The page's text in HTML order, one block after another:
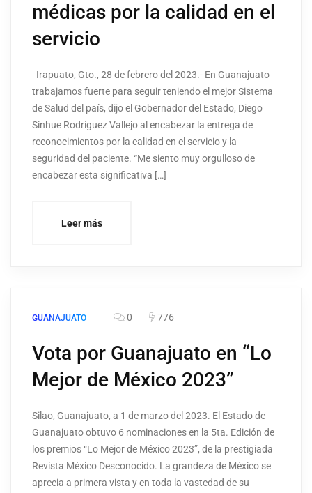
médicas por la calidad en el
servicio
Irapuato, Gto., 28 de febrero del 2023.- En Guanajuato
trabajamos fuerte para seguir teniendo el mejor Sistema
de Salud del país, dijo el Gobernador del Estado, Diego
Sinhue Rodríguez Vallejo al encabezar la entrega de
reconocimientos por la calidad en el servicio y la
seguridad del paciente. “Me siento muy orgulloso de
encabezar esta significativa […]
Leer más
GUANAJUATO 0 776
Vota por Guanajuato en “Lo
Mejor de México 2023”
Silao, Guanajuato, a 1 de marzo del 2023. El Estado de
Guanajuato obtuvo 6 nominaciones en la 5ta. Edición de
los premios “Lo Mejor de México 2023”, de la prestigiada
Revista México Desconocido. La grandeza de México se
aprecia a primera vista y en toda la vastedad de su